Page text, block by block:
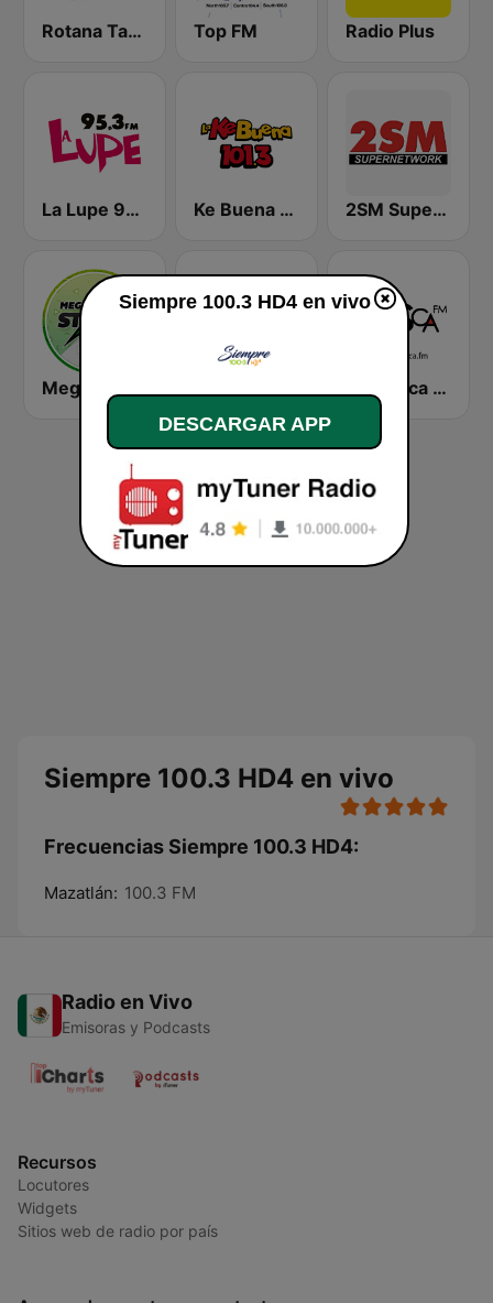
Rotana Tarab Jordan ( راديو روتانا طرب الاردن) Top FM Radio Plus
La Lupe 95.3 FM Ke Buena 101.3 FM 2SM Super Radio
MegaStar La Fresca FM
Siempre 100.3 HD4 en vivo
Frecuencias Siempre 100.3 HD4:
Mazatlán: 100.3 FM
Radio en Vivo
Emisoras y Podcasts
Recursos
Locutores
Widgets
Sitios web de radio por país
Siempre 100.3 HD4 en vivo
DESCARGAR APP